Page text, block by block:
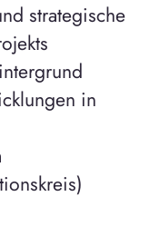
strategische
in